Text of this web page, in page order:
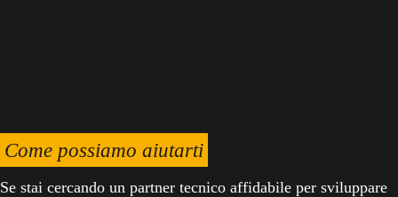
Come possiamo aiutarti
Se stai cercando un partner tecnico affidabile per sviluppare